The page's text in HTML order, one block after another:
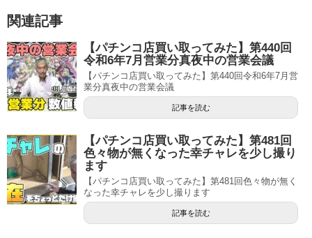
関連記事
【パチンコ店買い取ってみた】第440回
令和6年7月営業分真夜中の営業会議
【パチンコ店買い取ってみた】第440回令和6年7月営
業分真夜中の営業会議
記事を読む
【パチンコ店買い取ってみた】第481回
色々物が無くなった幸チャレを少し撮り
ます
【パチンコ店買い取ってみた】第481回色々物が無く
なった幸チャレを少し撮ります
記事を読む